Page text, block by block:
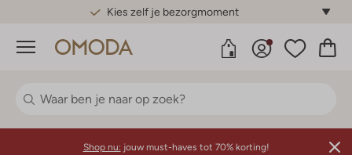
Gratis standaard verzending*
Menu
Shop nu: jouw must-haves tot 70% korting!